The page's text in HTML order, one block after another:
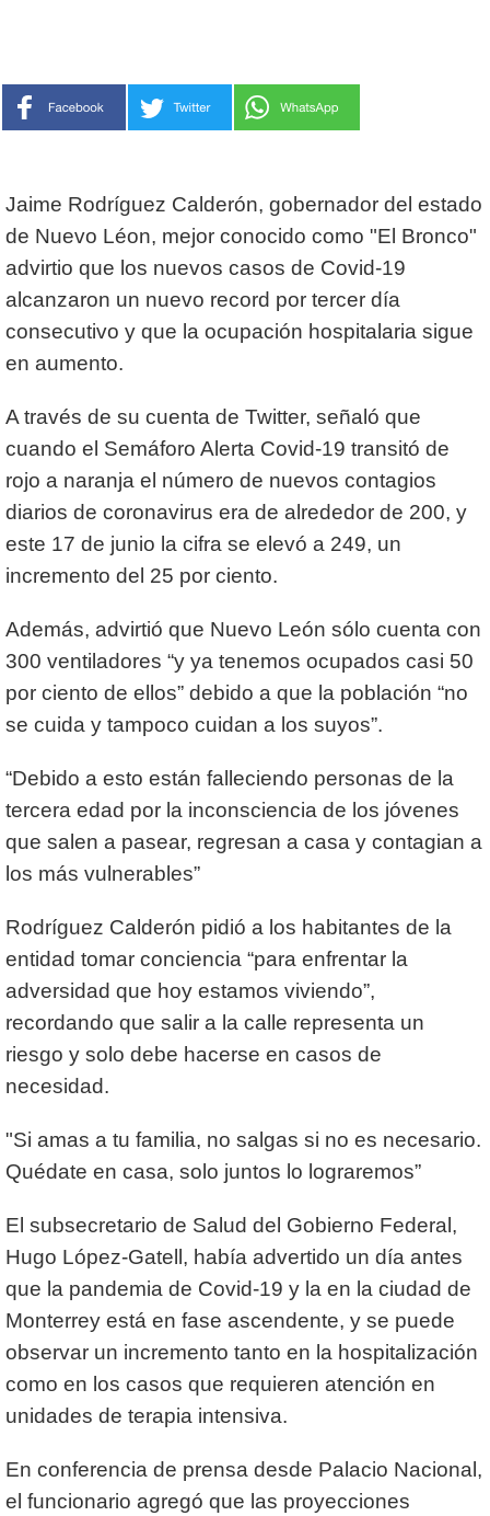
Jaime Rodríguez Calderón, gobernador del estado
de Nuevo Léon, mejor conocido como "El Bronco"
advirtio que los nuevos casos de Covid-19
alcanzaron un nuevo record por tercer día
consecutivo y que la ocupación hospitalaria sigue
en aumento.
A través de su cuenta de Twitter, señaló que
cuando el Semáforo Alerta Covid-19 transitó de
rojo a naranja el número de nuevos contagios
diarios de coronavirus era de alrededor de 200, y
este 17 de junio la cifra se elevó a 249, un
incremento del 25 por ciento.
Además, advirtió que Nuevo León sólo cuenta con
300 ventiladores “y ya tenemos ocupados casi 50
por ciento de ellos” debido a que la población “no
se cuida y tampoco cuidan a los suyos”.
“Debido a esto están falleciendo personas de la
tercera edad por la inconsciencia de los jóvenes
que salen a pasear, regresan a casa y contagian a
los más vulnerables”
Rodríguez Calderón pidió a los habitantes de la
entidad tomar conciencia “para enfrentar la
adversidad que hoy estamos viviendo”,
recordando que salir a la calle representa un
riesgo y solo debe hacerse en casos de
necesidad.
"Si amas a tu familia, no salgas si no es necesario.
Quédate en casa, solo juntos lo lograremos”
El subsecretario de Salud del Gobierno Federal,
Hugo López-Gatell, había advertido un día antes
que la pandemia de Covid-19 y la en la ciudad de
Monterrey está en fase ascendente, y se puede
observar un incremento tanto en la hospitalización
como en los casos que requieren atención en
unidades de terapia intensiva.
En conferencia de prensa desde Palacio Nacional,
el funcionario agregó que las proyecciones